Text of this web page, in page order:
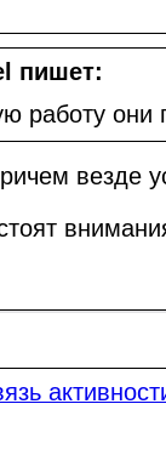
пишет:
работу они
везде